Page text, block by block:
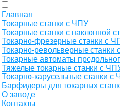
Главная
Токарные станки с ЧПУ
Токарные станки с наклонной
Токарно-фрезерные станки с
Токарно-револьверные станки
Токарные автоматы
Тяжелые токарные станки с
Токарно-карусельные станки с
Барфидеры для токарных
О заводе
Контакты